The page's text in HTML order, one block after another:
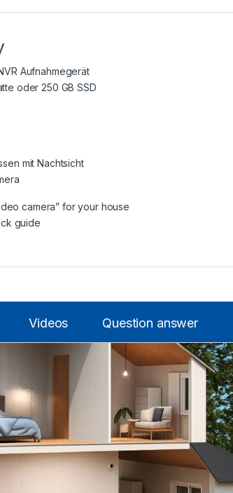
Aufnahmegerät
oder 250 GB SSD
mit Nachtsicht
camera” for your house
guide
Videos Question answer